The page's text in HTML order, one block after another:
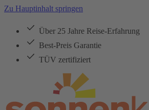
Zu Hauptinhalt springen
Über 25 Jahre Reise-Erfahrung
Best-Preis Garantie
TÜV zertifiziert